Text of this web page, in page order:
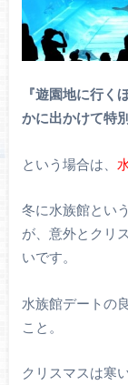
『遊園地に行く
かに出かけて特
という場合は、
冬に水族館とい
が、意外とクリ
いです。
水族館デートの
こと。
クリスマスは寒